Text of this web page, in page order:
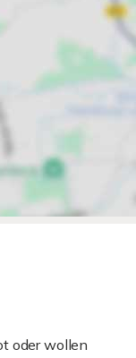
oder wollen